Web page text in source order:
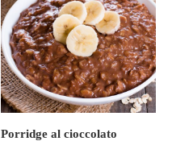
Porridge al cioccolato